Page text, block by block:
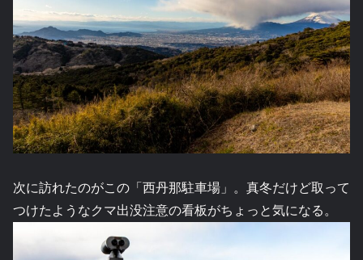
次に訪れたのがこの「西丹那駐車場」。真冬だけど取って
つけたようなクマ出没注意の看板がちょっと気になる。